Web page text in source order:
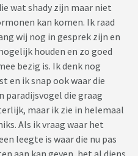
wat shady zijn maar niet
kan komen. Ik raad
wij nog in gesprek zijn en
houden en zo goed
bezig is. Ik denk nog
en ik snap ook waar die
paradijsvogel die graag
maar ik zie in helemaal
Als ik vraag waar het
leegte is waar die nu pas